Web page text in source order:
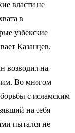
власти не
в
узбекские
Казанцев.
возводил на
Во многом
с исламским
на себя
пытался не